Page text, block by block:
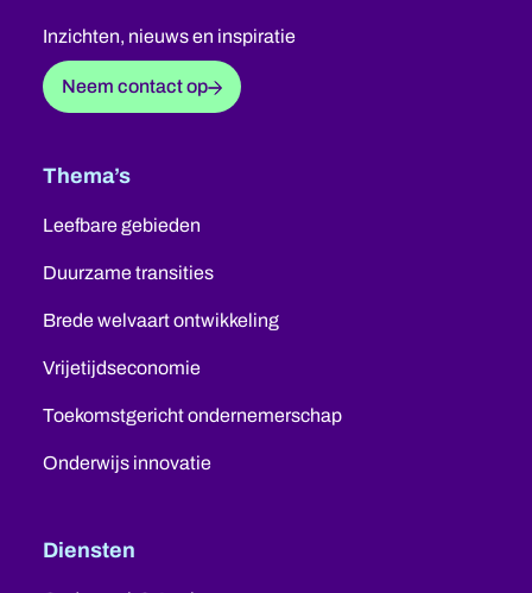
Inzichten, nieuws en inspiratie
Neem contact op
Thema’s
Leefbare gebieden
Duurzame transities
Brede welvaart ontwikkeling
Vrijetijdseconomie
Toekomstgericht ondernemerschap
Onderwijs innovatie
Diensten